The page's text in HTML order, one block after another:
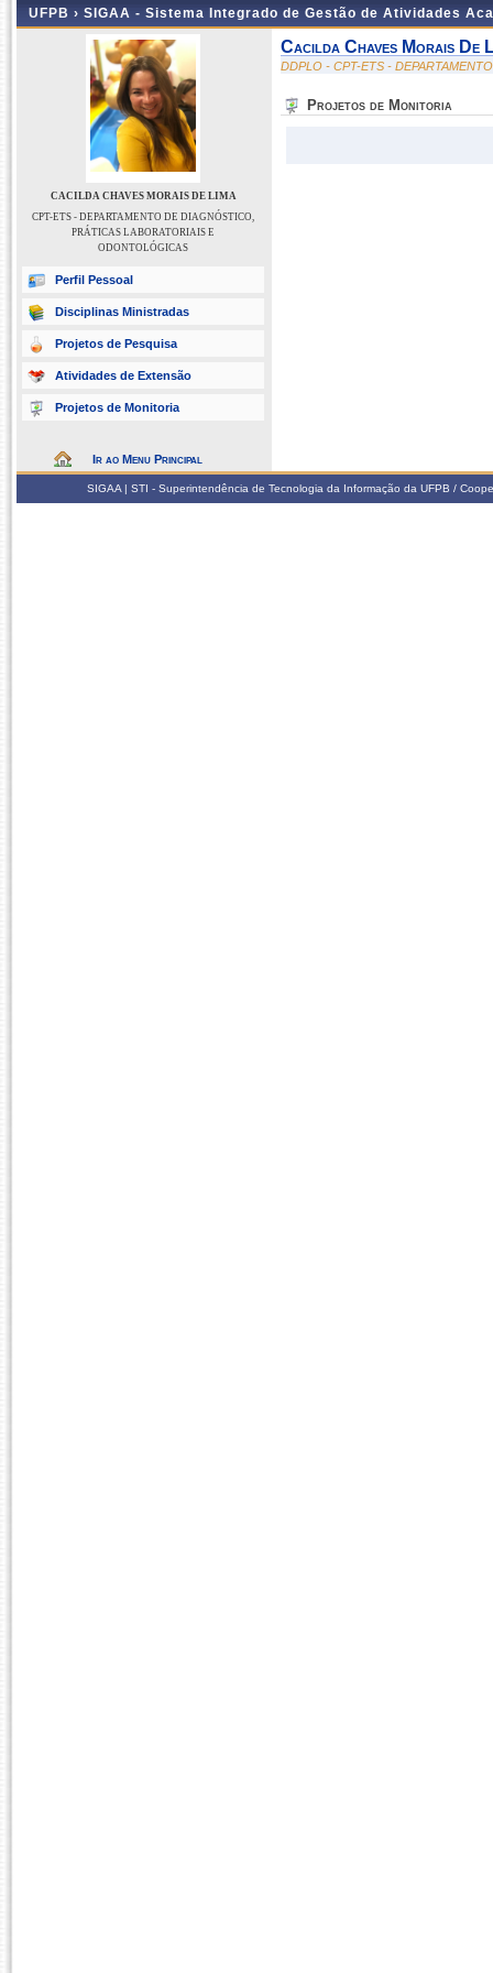
UFPB › SIGAA - Sistema Integrado de Gestão de Atividades
CACILDA CHAVES MORAIS DE LIMA
CPT-ETS - DEPARTAMENTO DE DIAGNÓSTICO,
PRÁTICAS LABORATORIAIS E
ODONTOLÓGICAS
Perfil Pessoal
Disciplinas Ministradas
Projetos de Pesquisa
Atividades de Extensão
Projetos de Monitoria
Ir ao Menu Principal
Cacilda Chaves Morais De
DDPLO - CPT-ETS -
Projetos de Monitoria
SIGAA | STI - Superintendência de Tecnologia da Informação da UFPB /